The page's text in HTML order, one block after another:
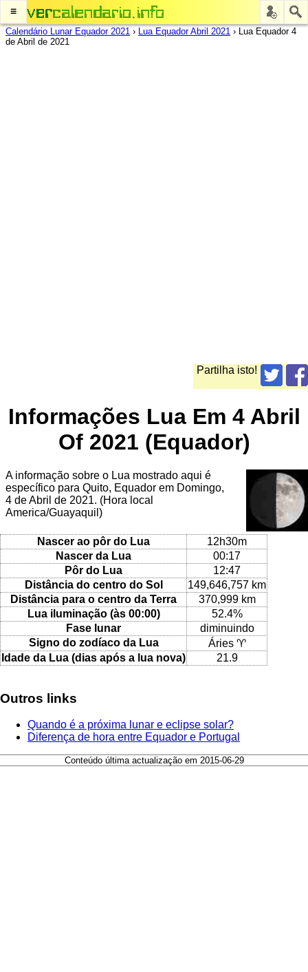
≡
Calendário Lunar Equador 2021 › Lua Equador Abril 2021 › Lua Equador 4
de Abril de 2021
Partilha isto!
Informações Lua Em 4 Abril
Of 2021 (Equador)
A informação sobre o Lua mostrado aqui é
específico para Quito, Equador em Domingo,
4 de Abril de 2021. (Hora local
America/Guayaquil)
Nascer ao pôr do Lua
12h30m
Nascer da Lua
00:17
Pôr do Lua
12:47
Distância do centro do Sol
149,646,757 km
Distância para o centro da Terra
370,999 km
Lua iluminação (às 00:00)
52.4%
Fase lunar
diminuindo
Signo do zodíaco da Lua
Áries ♈
Idade da Lua (dias após a lua nova)
21.9
Outros links
Quando é a próxima lunar e eclipse solar?
Diferença de hora entre Equador e Portugal
Conteúdo última actualização em 2015-06-29